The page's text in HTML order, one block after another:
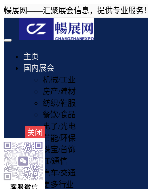
暢展网——汇聚展会信息，提供专业服务！
Toggle
navigation
主页
国内展会
机械/工业
房产/建材
纺织/鞋服
餐饮/食品
电子/光电
节能/环保
珠宝/首饰
IT/通信
汽车/交通
更多行业
关闭